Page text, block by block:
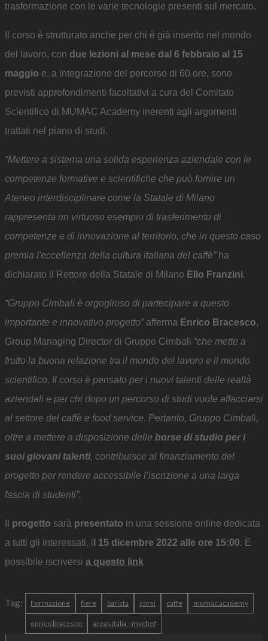
trasformazione con le varie tecnologie presenti sul mercato.
Il corso è strutturato anche per chi è già inserito nel mondo
del lavoro, con due lezioni al mese dal 6 febbraio al 15
maggio e, a integrazione del percorso di 60 ore, sono
previsti approfondimenti facoltativi a cura del Comitato
Scientifico di MUMAC Academy inerenti agli argomenti
trattati nel piano di studi.
“Mettere a sistema una solida esperienza aziendale con le
competenze formative e scientifiche che può fornire un
Ateneo interdisciplinare come la Statale di Milano
rappresenta un virtuoso esempio di trasferimento di
competenze e di innovazione al territorio, che in questo caso
premia l'eccellenza della cultura italiana del caffè”ha
dichiarato il Rettore della Statale di Milano Elio Franzini.
“Gruppo Cimbali è orgoglioso di partecipare a questo
importante e innovativo progetto”afferma Enrico Bracesco,
Group Managing Director di Gruppo Cimbali “che mette a
frutto la buona relazione tra il mondo del lavoro e il mondo
scientifico. Il corso è pensato per i nuovi talenti delle realtà
aziendali e per chi dopo un percorso di studi vuole affacciarsi
al settore del caffè e food service. Pertanto, Gruppo Cimbali,
oltre a mettere a disposizione delle borse di studio per i
suoi giovani talenti, contribuisce al finanziamento del
progetto per rendere accessibile l’iscrizione a una larga
fascia di studenti”.
progetto sarà presentato in una sessione online dedicata
a tutti gli interessati, i l 15 dicembre 2022 alle ore 15:00. È
possibile iscriversi a questo link
Tag: Formazione fiere barista corsi caffè mumac academy
enrico bracesco areas italia - mychef